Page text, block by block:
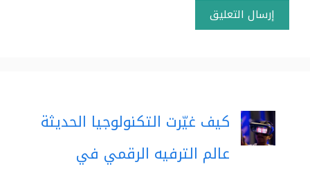
كيف غيّرت التكنولوجيا الحديثة
عالم الترفيه الرقمي في